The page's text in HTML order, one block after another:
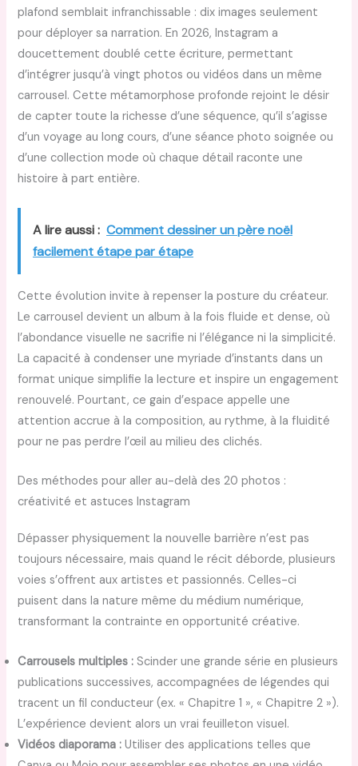
plafond semblait infranchissable : dix images seulement
pour déployer sa narration. En 2026, Instagram a
doucettement doublé cette écriture, permettant
d’intégrer jusqu’à vingt photos ou vidéos dans un même
carrousel. Cette métamorphose profonde rejoint le désir
de capter toute la richesse d’une séquence, qu’il s’agisse
d’un voyage au long cours, d’une séance photo soignée ou
d’une collection mode où chaque détail raconte une
histoire à part entière.
A lire aussi : Comment dessiner un père noël
facilement étape par étape
Cette évolution invite à repenser la posture du créateur.
Le carrousel devient un album à la fois fluide et dense, où
l’abondance visuelle ne sacrifie ni l’élégance ni la simplicité.
La capacité à condenser une myriade d’instants dans un
format unique simplifie la lecture et inspire un engagement
renouvelé. Pourtant, ce gain d’espace appelle une
attention accrue à la composition, au rythme, à la fluidité
pour ne pas perdre l’œil au milieu des clichés.
Des méthodes pour aller au-delà des 20 photos :
créativité et astuces Instagram
Dépasser physiquement la nouvelle barrière n’est pas
toujours nécessaire, mais quand le récit déborde, plusieurs
voies s’offrent aux artistes et passionnés. Celles-ci
puisent dans la nature même du médium numérique,
transformant la contrainte en opportunité créative.
Carrousels multiples : Scinder une grande série en plusieurs
publications successives, accompagnées de légendes qui
tracent un fil conducteur (ex. « Chapitre 1 », « Chapitre 2 »).
L’expérience devient alors un vrai feuilleton visuel.
Vidéos diaporama : Utiliser des applications telles que